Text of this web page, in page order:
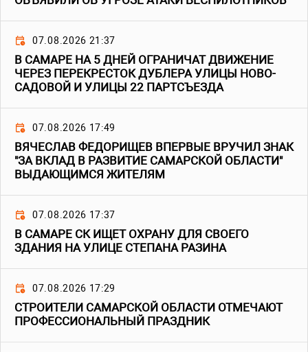
07.08.2026 21:37
В САМАРЕ НА 5 ДНЕЙ ОГРАНИЧАТ ДВИЖЕНИЕ
ЧЕРЕЗ ПЕРЕКРЕСТОК ДУБЛЕРА УЛИЦЫ НОВО-
САДОВОЙ И УЛИЦЫ 22 ПАРТСЪЕЗДА
07.08.2026 17:49
ВЯЧЕСЛАВ ФЕДОРИЩЕВ ВПЕРВЫЕ ВРУЧИЛ ЗНАК
"ЗА ВКЛАД В РАЗВИТИЕ САМАРСКОЙ ОБЛАСТИ"
ВЫДАЮЩИМСЯ ЖИТЕЛЯМ
07.08.2026 17:37
В САМАРЕ СК ИЩЕТ ОХРАНУ ДЛЯ СВОЕГО
ЗДАНИЯ НА УЛИЦЕ СТЕПАНА РАЗИНА
07.08.2026 17:29
СТРОИТЕЛИ САМАРСКОЙ ОБЛАСТИ ОТМЕЧАЮТ
ПРОФЕССИОНАЛЬНЫЙ ПРАЗДНИК